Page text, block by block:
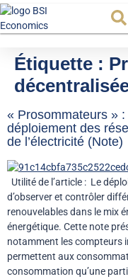
Étiquette :
« Prosommateurs »
déploiement des
de l’électricité (Note)
Utilité de l’article : Le
d’observer et contrôler
renouvelables dans le mix
énergétique. Cette note
notamment les compteurs
permettent aux
consommation qu’une